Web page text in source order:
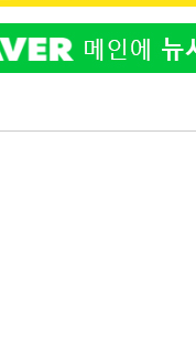
개 산불, 방화선 일부 구축
대속 뉴욕증시 혼조 마감 다우